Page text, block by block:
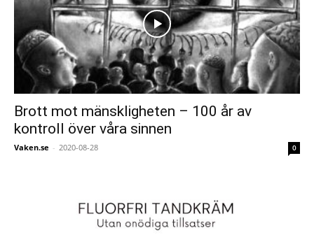
Brott mot mänskligheten – 100 år av
kontroll över våra sinnen
Vaken.se - 2020-08-28 0